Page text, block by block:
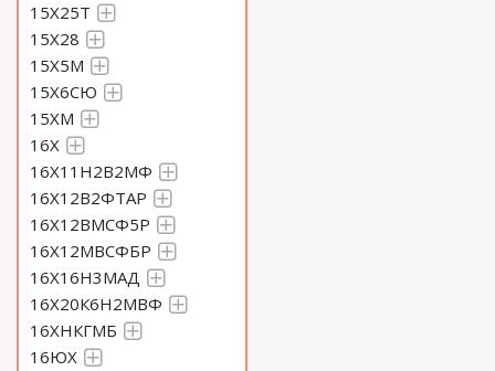
15Х25Т
15Х28
15Х5М
15Х6СЮ
15ХМ
16Х
16Х11Н2В2МФ
16Х12В2ФТАР
16Х12ВМСФ5Р
16Х12МВСФБР
16Х16Н3МАД
16Х20К6Н2МВФ
16ХНКГМБ
16ЮХ